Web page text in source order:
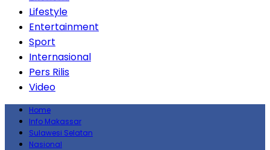
Lifestyle
Entertainment
Sport
Internasional
Pers Rilis
Video
Home
Info Makassar
Sulawesi Selatan
Nasional